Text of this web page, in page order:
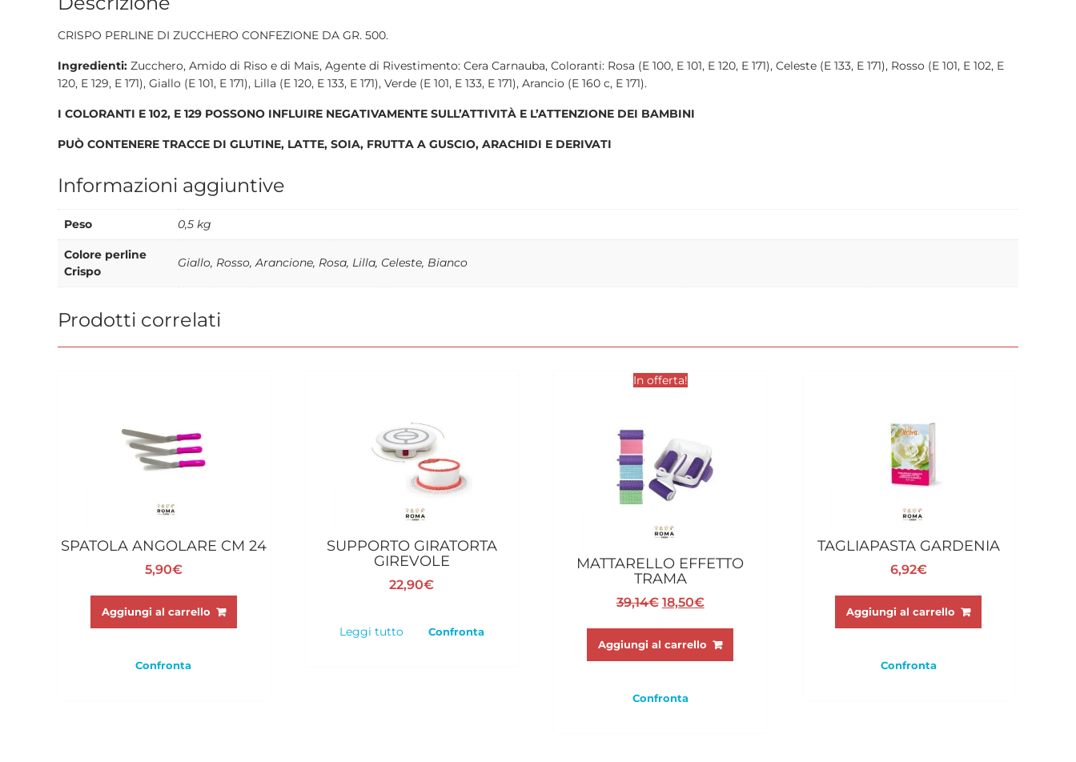
CRISPO PERLINE DI ZUCCHERO CONFEZIONE DA GR. 500.
Ingredienti: Zucchero, Amido di Riso e di Mais, Agente di Rivestimento: Cera Carnauba, Coloranti: Rosa (E 100, E 101, E 120, E 171), Celeste (E 133, E 171), Rosso (E 101, E 102, E
120, E 129, E 171), Giallo (E 101, E 171), Lilla (E 120, E 133, E 171), Verde (E 101, E 133, E 171), Arancio (E 160 c, E 171).
I COLORANTI E 102, E 129 POSSONO INFLUIRE NEGATIVAMENTE SULL’ATTIVITÀ E L’ATTENZIONE DEI BAMBINI
PUÒ CONTENERE TRACCE DI GLUTINE, LATTE, SOIA, FRUTTA A GUSCIO, ARACHIDI E DERIVATI
Informazioni aggiuntive
Peso 0,5 kg
Colore perline
Crispo
Giallo, Rosso, Arancione, Rosa, Lilla, Celeste, Bianco
Prodotti correlati
SPATOLA ANGOLARE CM 24
5,90€
Aggiungi al carrello
Confronta
SUPPORTO GIRATORTA
GIREVOLE
22,90€
Leggi tutto Confronta
In offerta!
MATTARELLO EFFETTO
TRAMA
39,14€ Il
18,50€Il
Aggiungi al carrello
Confronta
TAGLIAPASTA GARDENIA
6,92€
Aggiungi al carrello
Confronta